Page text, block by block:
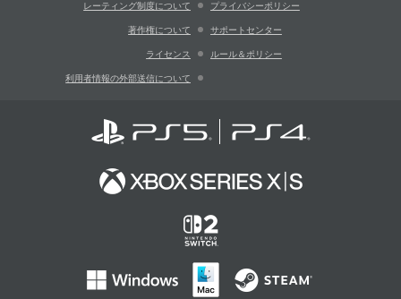
レーティング制度について プライバシーポリシー
著作権について サポートセンター
ライセンス ルール＆ポリシー
利用者情報の外部送信について